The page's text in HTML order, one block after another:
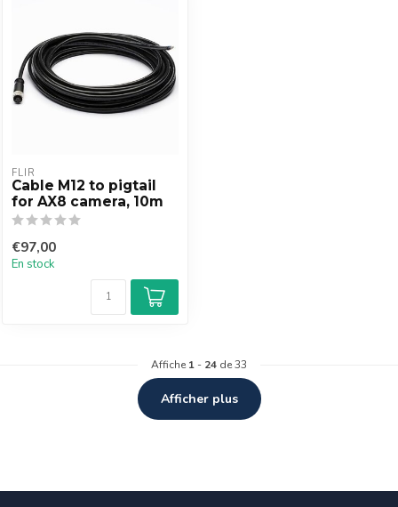
FLIR
Cable M12 to pigtail
for AX8 camera, 10m
€97,00
En stock
Affiche 1 - 24 de 33
Afficher plus